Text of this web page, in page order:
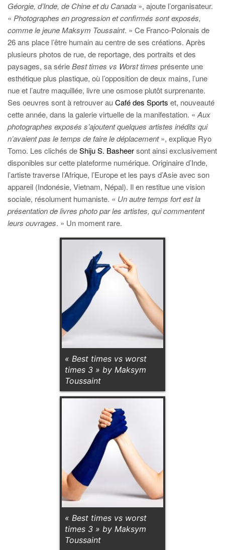
Géorgie, d’Inde, de Chine et du Canada », ajoute l’organisateur.
« Photographes en progression et confirmés sont exposés,
comme le jeune Maksym Toussaint. » Ce Franco-Polonais de
26 ans place l’être humain au centre de ses créations. Après
plusieurs photos de rue, de reportage, des portraits et des
paysages, sa sérieBest times vs Worst times présente une
esthétique plus plastique, où l’opposition de deux mains, l’une
nue et l’autre maquillée, livre une osmose plutôt surprenante.
Ses oeuvres sont à retrouver auCafé des Sports et, nouveauté
cette année, dans la galerie virtuelle de la manifestation. « Aux
photographes exposés s’ajoutent quelques artistes inédits qui
n’avaient pas le temps de faire le déplacement», explique Ryo
Tomo. Les clichés deShiju S. Basheersont ainsi exclusivement
disponibles sur cette plateforme numérique. Originaire d’Inde,
l’artiste traverse l’Afrique, l’Europe et les pays d’Asie avec son
appareil (Indonésie, Vietnam, Népal). Il en restitue une vision
sociale, résolument humaniste. « Un autre temps fort est la
présentation de livres photo par les artistes, qui commentent
leurs ouvrages. » Un moment rare.
« Best times vs worst
times 3 » by Maksym
Toussaint
« Best times vs worst
times 3 » by Maksym
Toussaint